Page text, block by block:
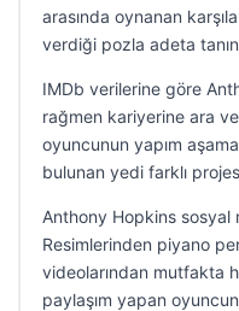
arasında oynanan
verdiği pozla adeta
IMDb verilerine göre
rağmen kariyerine ara
oyuncunun yapım
bulunan yedi farklı
Anthony Hopkins
Resimlerinden piyano
videolarından mutfakta
paylaşım yapan